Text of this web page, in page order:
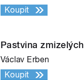
Koupit
Pastvina zmizelých
Václav Erben
Koupit